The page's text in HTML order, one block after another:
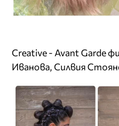
Creative - Avant Garde
Иванова, Силвия